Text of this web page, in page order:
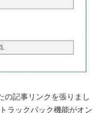
の記事リンクを張りまし
ラックバック機能がオン